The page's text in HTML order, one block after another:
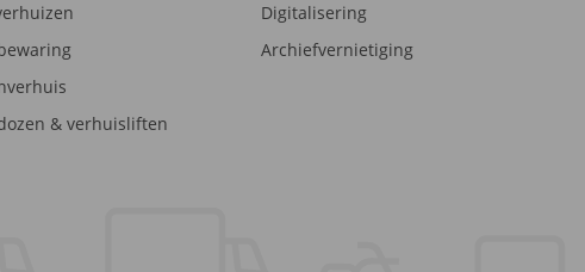
& verhuisliften
Digitalisering
Archiefvernietiging